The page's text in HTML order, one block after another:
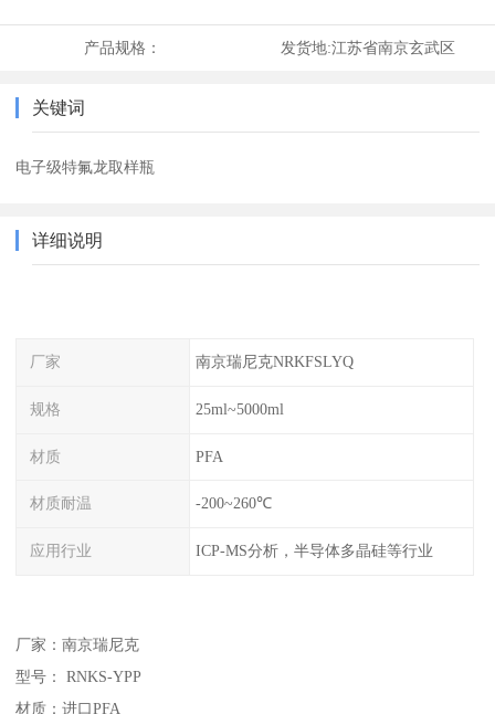
产品规格： 发货地:江苏省南京玄武区
关键词
电子级特氟龙取样瓶
详细说明
厂家 南京瑞尼克NRKFSLYQ
规格 25ml~5000ml
材质 PFA
材质耐温 -200~260℃
应用行业 ICP-MS分析，半导体多晶硅等行业
厂家：南京瑞尼克
型号： RNKS-YPP
材质：进口PFA